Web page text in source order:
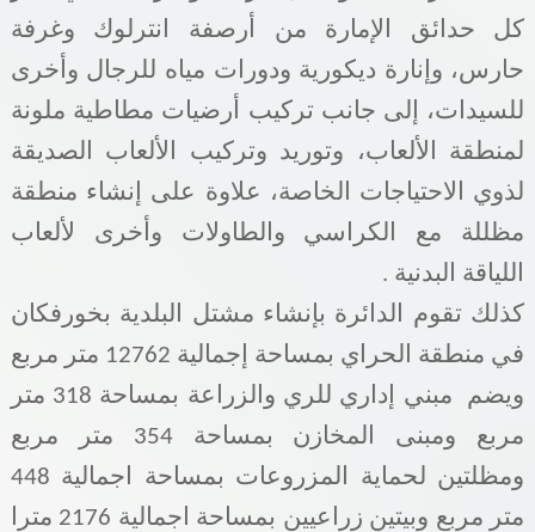
كل حدائق الإمارة من أرصفة انترلوك وغرفة
حارس، وإنارة ديكورية ودورات مياه للرجال وأخرى
للسيدات، إلى جانب تركيب أرضيات مطاطية ملونة
لمنطقة الألعاب، وتوريد وتركيب الألعاب الصديقة
لذوي الاحتياجات الخاصة، علاوة على إنشاء منطقة
مظللة مع الكراسي والطاولات وأخرى لألعاب
اللياقة البدنية.
كذلك تقوم الدائرة بإنشاء مشتل البلدية بخورفكان
في منطقة الحراي بمساحة إجمالية 12762 متر مربع
ويضم
مبني إداري للري والزراعة بمساحة 318 متر
مربع ومبنى
المخازن بمساحة 354 متر مربع
ومظلتين
لحماية المزروعات بمساحة اجمالية 448
متر مربع وبيتين
زراعيين بمساحة اجمالية 2176 مترا